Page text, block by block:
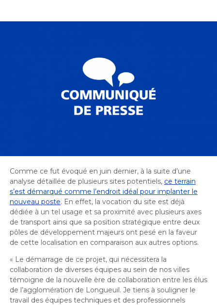
Bureau protecteur citoyen
Cour municipale et contravention
Cour municipale et contravention
Gouvernance et saine gestion
Gouvernance et saine gestion
Office de participation publique de Longueuil
Office de participation publique de Longueuil
Ouvre
dans
Politiques municipales
Vérificatrice générale
Comme ce fut évoqué en juin dernier, à la suite d’une
analyse détaillée de plusieurs sites potentiels, ce terrain
s’est démarqué comme l’endroit idéal pour implanter le
nouveau poste. En effet, la vocation du site est déjà
dédiée à un tel usage et sa proximité avec plusieurs axes
de transport ainsi que sa position stratégique entre deux
pôles de développement majeurs ont pesé en la faveur
de cette localisation en comparaison aux autres options.
« Le démarrage de ce projet, qui nécessitera la
collaboration de diverses équipes au sein de nos villes
témoigne de la nouvelle ère de collaboration entre les élus
de l’agglomération de Longueuil. Je tiens à souligner le
travail des équipes techniques et des professionnels